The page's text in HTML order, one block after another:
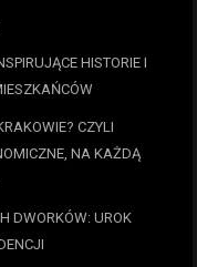
HISTORIE I
CZYLI
NA KAŻDĄ
DWORKÓW: UROK